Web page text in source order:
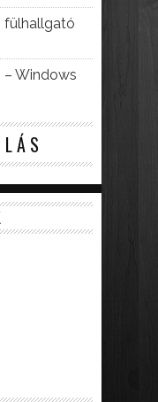
fülhallgató
– Windows